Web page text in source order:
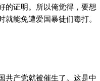
的证明。所以俺觉得，要想
能免遭爱国暴徒们毒打。
共产党就被催生了。这是中